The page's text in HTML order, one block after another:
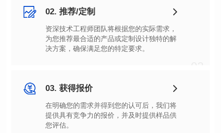
02. 推荐/定制
决方案，确保满足您的特定要求。
03. 获得报价
您评估。